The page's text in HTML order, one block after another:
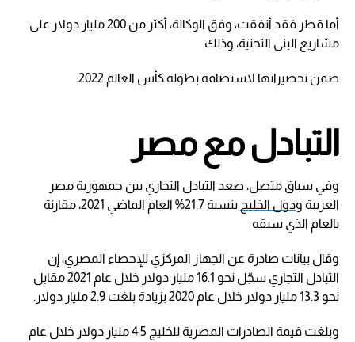
أما قطر فقد أنفقت، وفق الوكالة، أكثر من 200 مليار دولار على
مشاريع البنى التحتية، وذلك
ضمن تحضيراتها لاستضافة بطولة كأس العالم 2022.
التبادل مع مصر
وفي سياق متصل، صعد التبادل التجاري بين جمهورية مصر
العربية ودول الخليج
بنسبة 21.7% العام الماضي 2021، مقارنة
بالعام الذي سبقه
وقال بيانات صادرة عن الجهاز المركزي للإحصاء المصري، إن
التبادل التجاري سجّل نحو 16.1 مليار دولار خلال عام 2021 مقابل
نحو 13.3 مليار دولار خلال عام 2020 بزيادة بلغت 2.9 مليار دولار.
وبلغت قيمة الصادرات المصرية للخليج 4.5 مليار دولار خلال عام